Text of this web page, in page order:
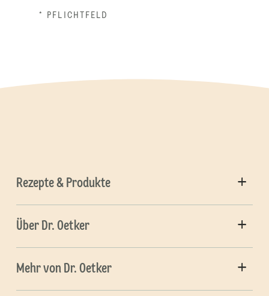
* PFLICHTFELD
Rezepte & Produkte
Über Dr. Oetker
Mehr von Dr. Oetker